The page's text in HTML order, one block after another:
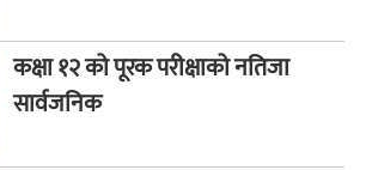
कक्षा १२ को पूरक परीक्षाको नतिजा
सार्वजनिक